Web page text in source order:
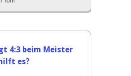
4:3 beim Meister
es?